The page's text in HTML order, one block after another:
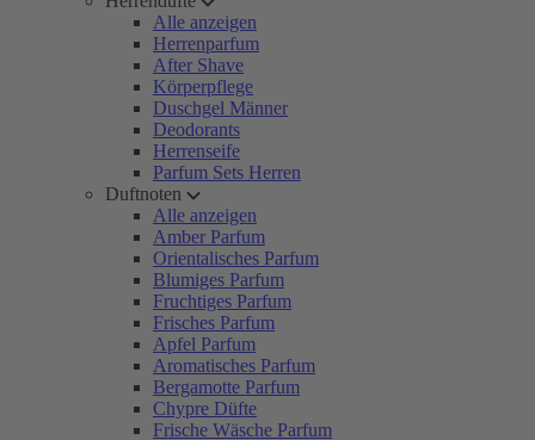
Alle anzeigen
Herrenparfum
After Shave
Körperpflege
Duschgel Männer
Deodorants
Herrenseife
Parfum Sets Herren
Duftnoten
Alle anzeigen
Amber Parfum
Orientalisches Parfum
Blumiges Parfum
Fruchtiges Parfum
Frisches Parfum
Apfel Parfum
Aromatisches Parfum
Bergamotte Parfum
Chypre Düfte
Frische Wäsche Parfum